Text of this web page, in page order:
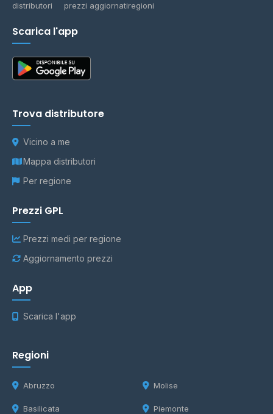
distributori prezzi aggiornatiregioni
Scarica l'app
Trova distributore
Vicino a me
Mappa distributori
Per regione
Prezzi GPL
Prezzi medi per regione
Aggiornamento prezzi
App
Scarica l'app
Regioni
Abruzzo
Basilicata
Molise
Piemonte